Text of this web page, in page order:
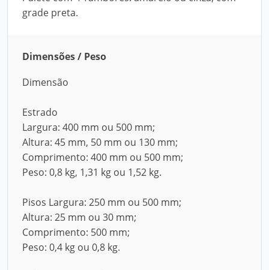
grade preta.
Dimensões / Peso
Dimensão
Estrado
Largura: 400 mm ou 500 mm;
Altura: 45 mm, 50 mm ou 130 mm;
Comprimento: 400 mm ou 500 mm;
Peso: 0,8 kg, 1,31 kg ou 1,52 kg.
Pisos Largura: 250 mm ou 500 mm;
Altura: 25 mm ou 30 mm;
Comprimento: 500 mm;
Peso: 0,4 kg ou 0,8 kg.